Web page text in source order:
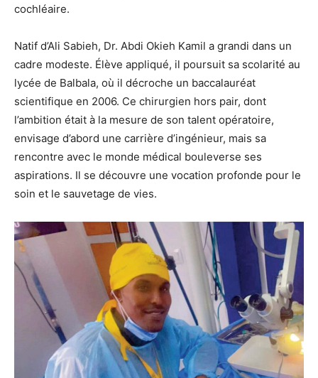
cochléaire.
Natif d’Ali Sabieh, Dr. Abdi Okieh Kamil a grandi dans un
cadre modeste. Élève appliqué, il poursuit sa scolarité au
lycée de Balbala, où il décroche un baccalauréat
scientifique en 2006. Ce chirurgien hors pair, dont
l’ambition était à la mesure de son talent opératoire,
envisage d’abord une carrière d’ingénieur, mais sa
rencontre avec le monde médical bouleverse ses
aspirations. Il se découvre une vocation profonde pour le
soin et le sauvetage de vies.